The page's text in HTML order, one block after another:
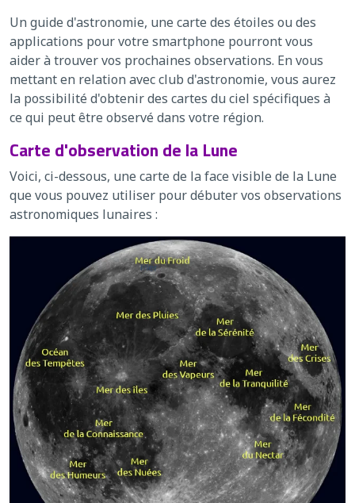
Un guide d'astronomie, une carte des étoiles ou des
applications pour votre smartphone pourront vous
aider à trouver vos prochaines observations. En vous
mettant en relation avec club d'astronomie, vous aurez
la possibilité d'obtenir des cartes du ciel spécifiques à
ce qui peut être observé dans votre région.
Carte d'observation de la Lune
Voici, ci-dessous, une carte de la face visible de la Lune
que vous pouvez utiliser pour débuter vos observations
astronomiques lunaires :